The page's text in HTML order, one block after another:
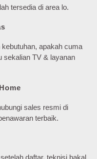
tersedia di area lo.
apakah cuma
sekalian TV & layanan
sales resmi di
terbaik.
daftar, teknisi bakal